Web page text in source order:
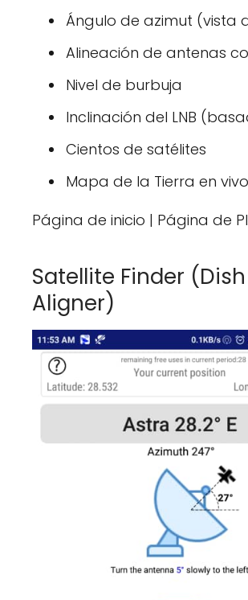
Ángulo de azimut (vista
Alineación de antenas
Nivel de burbuja
Inclinación del LNB
Cientos de satélites
Mapa de la Tierra en vivo
Página de inicio | Página de
Satellite Finder (Dish
Aligner)